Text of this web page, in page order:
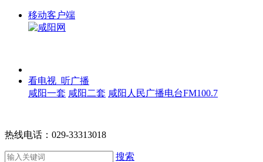
移动客户端
看电视 听广播
咸阳一套 咸阳二套 咸阳人民广播电台FM100.7
热线电话：029-33313018
搜索